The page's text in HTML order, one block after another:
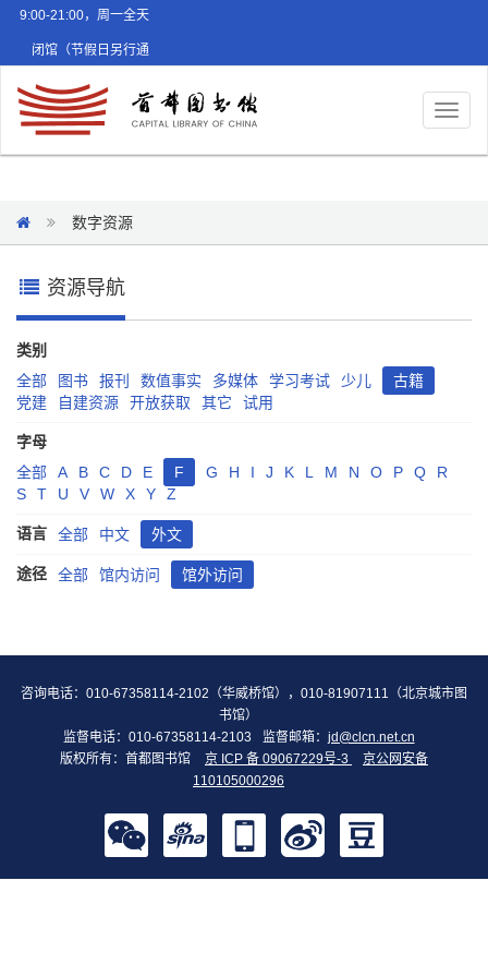
9:00-21:00，周一全天
闭馆（节假日另行通
数字资源
资源导航
类别
全部
图书 报刊 数值事实 多媒体 学习考试 少儿
古籍
党建
自建资源 开放获取 其它 试用
字母
全部
A B C D E F G H I J K L M N O P Q
R
S
T U V W X Y Z
语言 全部 中文 外文
途径 全部 馆内访问 馆外访问
咨询电话：010-67358114-2102（华威桥馆），010-81907111（北京城市图
书馆）
监督电话：010-67358114-2103
监督邮箱： jd@clcn.net.cn
版权所有：首都图书馆
京 ICP 备 09067229号-3
京公网安备
110105000296